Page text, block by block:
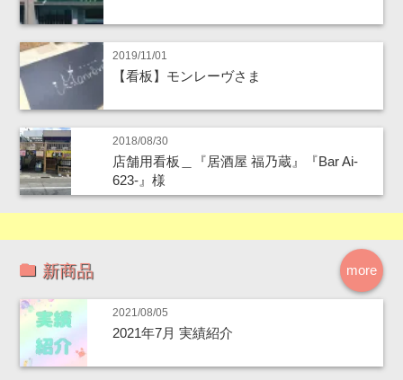
2019/11/01
【看板】モンレーヴさま
2018/08/30
店舗用看板＿『居酒屋 福乃蔵』『Bar Ai-
623-』様
more
新商品
2021/08/05
2021年7月 実績紹介